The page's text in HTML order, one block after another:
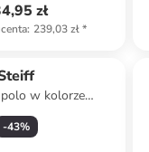
zł
: 239,03 zł*
w kolorze
-43%